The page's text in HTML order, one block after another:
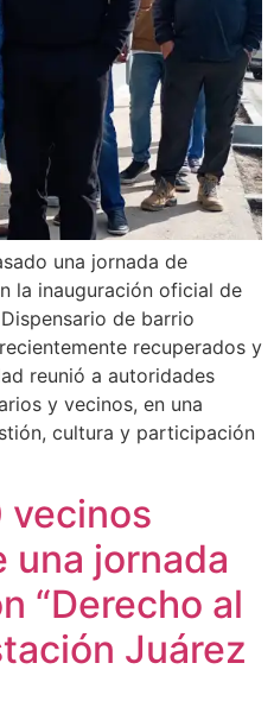
una jornada de
la inauguración oficial de
de barrio
recuperados y
reunió a autoridades
y vecinos, en una
cultura y participación
vecinos
una jornada
“Derecho al
Juárez